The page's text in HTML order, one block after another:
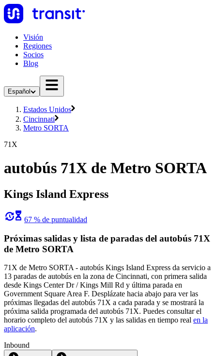
Visión
Regiones
Socios
Blog
Español
Estados Unidos
Cincinnati
Metro SORTA
71X
autobús 71X de Metro SORTA
Kings Island Express
67 % de puntualidad
Próximas salidas y lista de paradas del autobús 71X
de Metro SORTA
71X de Metro SORTA - autobús Kings Island Express da servicio a
13 paradas de autobús en la zona de Cincinnati, con primera salida
desde Kings Center Dr / Kings Mill Rd y última parada en
Government Square Area F. Desplázate hacia abajo para ver las
próximas llegadas del autobús 71X a cada parada y se mostrará la
próxima salida programada del autobús 71X. Puedes consultar el
horario completo del autobús 71X y las salidas en tiempo real en la
aplicación.
Inbound